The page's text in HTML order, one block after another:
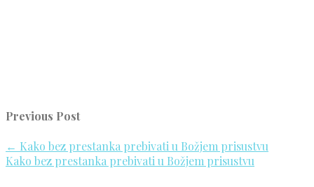
Previous Post
← Kako bez prestanka prebivati u Božjem prisustvu
Kako bez prestanka prebivati u Božjem prisustvu